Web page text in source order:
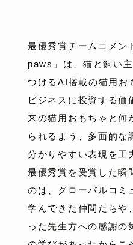
最優秀賞チームコメン
paws」は、猫と飼い
つけるAI搭載の猫用お
ビジネスに投資する価
来の猫用おもちゃと何
られるよう、多面的な
分かりやすい表現を工
最優秀賞を受賞した瞬
のは、グローバルコミ
学んできた仲間たちや
った先生方への感謝の